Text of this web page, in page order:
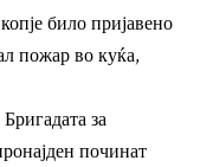
било пријавено
пожар во куќа,
за
починат